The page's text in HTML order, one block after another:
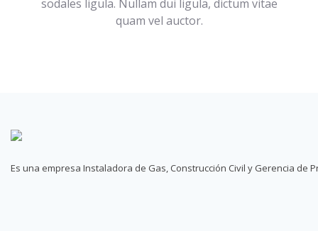
sodales ligula. Nullam dui ligula, dictum vitae
quam vel auctor.
Es una empresa Instaladora de Gas, Construcción Civil y Gerencia de